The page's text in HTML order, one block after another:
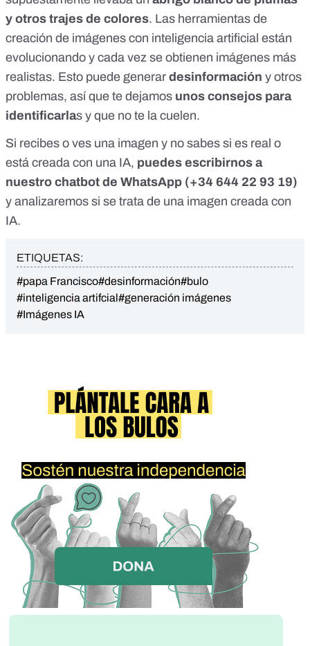
y otros trajes de colores. Las herramientas de
creación de imágenes con inteligencia artificial están
evolucionando y cada vez se obtienen imágenes más
realistas. Esto puede generar desinformación y otros
problemas, así que te dejamos unos consejos para
identificarlas y que no te la cuelen.
Si recibes o ves una imagen y no sabes si es real o
está creada con una IA, puedes escribirnos a
nuestro chatbot de WhatsApp (+34 644 22 93 19)
y analizaremos si se trata de una imagen creada con
IA.
ETIQUETAS:
#papa Francisco#desinformación#bulo
#inteligencia artifcial#generación imágenes
#Imágenes IA